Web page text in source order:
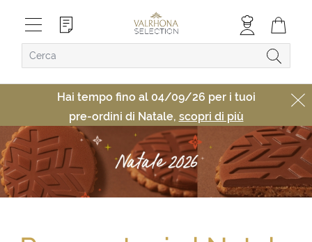
Hai tempo fino al 04/09/26 per i tuoi
pre-ordini di Natale, scopri di più